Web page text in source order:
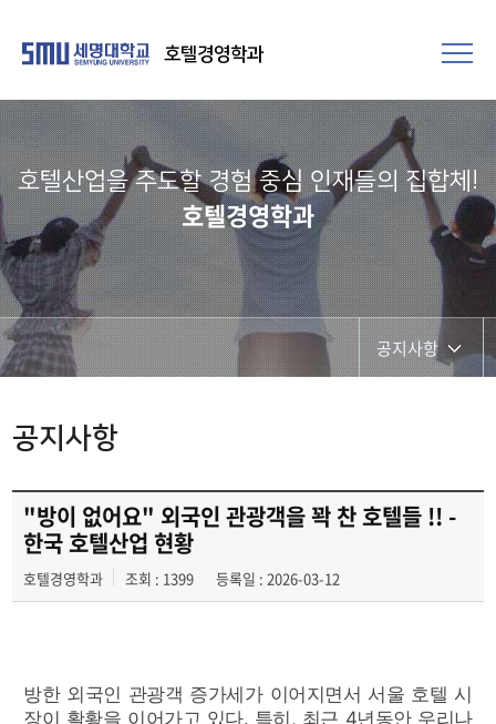
호텔경영학과
호텔산업을 주도할 경험 중심 인재들의 집합체!​
호텔경영학과
공지사항
학과동아리
공지사항
"방이 없어요" 외국인 관광객을 꽉 찬 호텔들 !! -
한국 호텔산업 현황
호텔경영학과 조회 : 1399 등록일 : 2026-03-12
방한 외국인 관광객 증가세가 이어지면서 서울 호텔 시
장이 활황을 이어가고 있다. 특히, 최근 4년동안 우리나